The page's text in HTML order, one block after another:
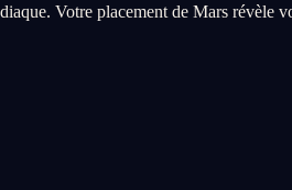
Votre placement de Mars révèle